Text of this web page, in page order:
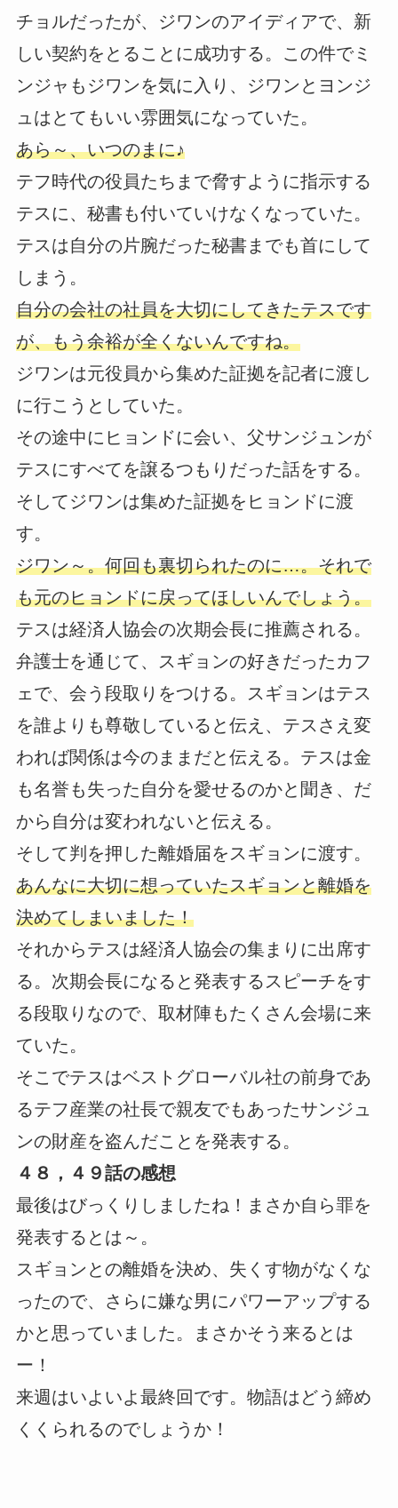
チョルだったが、ジワンのアイディアで、新
しい契約をとることに成功する。この件でミ
ンジャもジワンを気に入り、ジワンとヨンジ
ュはとてもいい雰囲気になっていた。
あら～、いつのまに♪
テフ時代の役員たちまで脅すように指示する
テスに、秘書も付いていけなくなっていた。
テスは自分の片腕だった秘書までも首にして
しまう。
自分の会社の社員を大切にしてきたテスです
が、もう余裕が全くないんですね。
ジワンは元役員から集めた証拠を記者に渡し
に行こうとしていた。
その途中にヒョンドに会い、父サンジュンが
テスにすべてを譲るつもりだった話をする。
そしてジワンは集めた証拠をヒョンドに渡
す。
ジワン～。何回も裏切られたのに…。それで
も元のヒョンドに戻ってほしいんでしょう。
テスは経済人協会の次期会長に推薦される。
弁護士を通じて、スギョンの好きだったカフ
ェで、会う段取りをつける。スギョンはテス
を誰よりも尊敬していると伝え、テスさえ変
われば関係は今のままだと伝える。テスは金
も名誉も失った自分を愛せるのかと聞き、だ
から自分は変われないと伝える。
そして判を押した離婚届をスギョンに渡す。
あんなに大切に想っていたスギョンと離婚を
決めてしまいました！
それからテスは経済人協会の集まりに出席す
る。次期会長になると発表するスピーチをす
る段取りなので、取材陣もたくさん会場に来
ていた。
そこでテスはベストグローバル社の前身であ
るテフ産業の社長で親友でもあったサンジュ
ンの財産を盗んだことを発表する。
４８，４９話の感想
最後はびっくりしましたね！まさか自ら罪を
発表するとは～。
スギョンとの離婚を決め、失くす物がなくな
ったので、さらに嫌な男にパワーアップする
かと思っていました。まさかそう来るとは
ー！
来週はいよいよ最終回です。物語はどう締め
くくられるのでしょうか！